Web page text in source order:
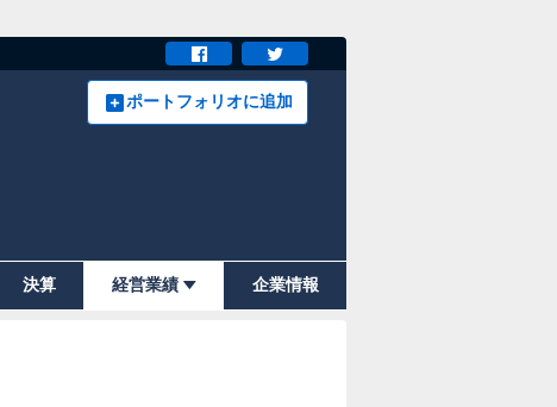
ポートフォリオに追加
決算 経営業績 企業情報